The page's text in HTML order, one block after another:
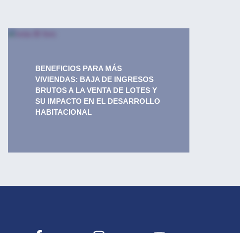
BENEFICIOS PARA MÁS
VIVIENDAS: BAJA DE INGRESOS
BRUTOS A LA VENTA DE LOTES Y
SU IMPACTO EN EL DESARROLLO
HABITACIONAL